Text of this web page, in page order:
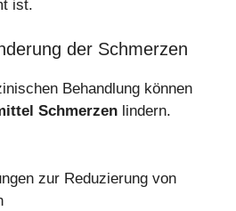
ist.
der Schmerzen
Behandlung können
Schmerzen lindern.
zur Reduzierung von